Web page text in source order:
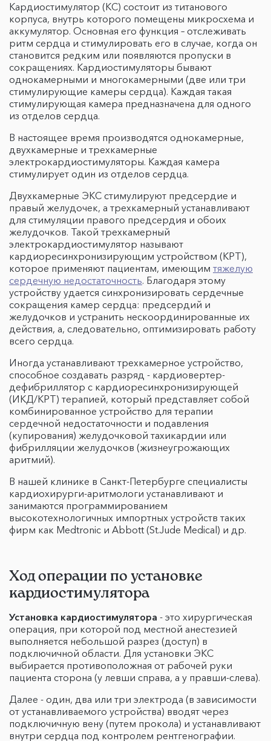
Кардиостимулятор (КС) состоит из титанового
корпуса, внутрь которого помещены микросхема и
аккумулятор. Основная его функция – отслеживать
ритм сердца и стимулировать его в случае, когда он
становится редким или появляются пропуски в
сокращениях. Кардиостимуляторы бывают
однокамерными и многокамерными (две или три
стимулирующие камеры сердца). Каждая такая
стимулирующая камера предназначена для одного
из отделов сердца.
В настоящее время производятся однокамерные,
двухкамерные и трехкамерные
электрокардиостимуляторы. Каждая камера
стимулирует один из отделов сердца.
Двухкамерные ЭКС стимулируют предсердие и
правый желудочек, а трехкамерный устанавливают
для стимуляции правого предсердия и обоих
желудочков. Такой трехкамерный
электрокардиостимулятор называют
кардиоресинхронизирующим устройством (КРТ),
которое применяют пациентам, имеющим тяжелую
сердечную недостаточность. Благодаря этому
устройству удается синхронизировать сердечные
сокращения камер сердца: предсердий и
желудочков и устранить нескоординированные их
действия, а, следовательно, оптимизировать работу
всего сердца.
Иногда устанавливают трехкамерное устройство,
способное создавать разряд - кардиовертер-
дефибриллятор с кардиоресинхронизирующей
(ИКД/КРТ) терапией, который представляет собой
комбинированное устройство для терапии
сердечной недостаточности и подавления
(купирования) желудочковой тахикардии или
фибрилляции желудочков (жизнеугрожающих
аритмий).
В нашей клинике в Санкт-Петербурге специалисты
кардиохирурги-аритмологи устанавливают и
занимаются программированием
высокотехнологичных импортных устройств таких
фирм как Medtronic и Abbott (St.Jude Medical) и др.
Ход операции по установке
кардиостимулятора
Установка кардиостимулятора - это хирургическая
операция, при которой под местной анестезией
выполняется небольшой разрез (доступ) в
подключичной области. Для установки ЭКС
выбирается противоположная от рабочей руки
пациента сторона (у левши справа, а у правши-слева).
Далее - один, два или три электрода (в зависимости
от устанавливаемого устройства) вводят через
подключичную вену (путем прокола) и устанавливают
внутри сердца под контролем рентгенографии.